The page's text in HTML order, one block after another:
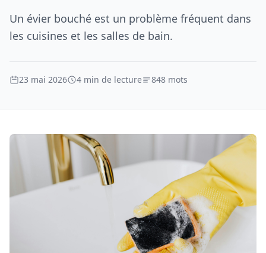
Un évier bouché est un problème fréquent dans
les cuisines et les salles de bain.
23 mai 2026 4 min de lecture 848 mots